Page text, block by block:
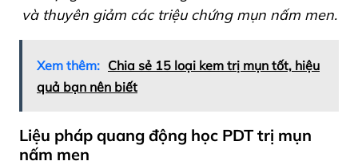
và thuyên giảm các triệu chứng mụn nấm men.
Xem thêm: Chia sẻ 15 loại kem trị mụn tốt, hiệu
quả bạn nên biết
Liệu pháp quang động học PDT trị mụn
nấm men